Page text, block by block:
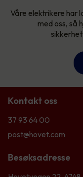
Våre elektrikere har
med oss, så
Kontakt oss
37 93 64 00
post@hovet.com
Besøksadresse